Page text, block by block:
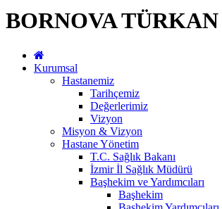
BORNOVA
Kurumsal
Hastanemiz
Tarihçemiz
Değerlerimiz
Vizyon
Misyon & Vizyon
Hastane Yönetim
T.C. Sağlık Bakanı
İzmir İl Sağlık Müdürü
Başhekim ve Yardımcıları
Başhekim